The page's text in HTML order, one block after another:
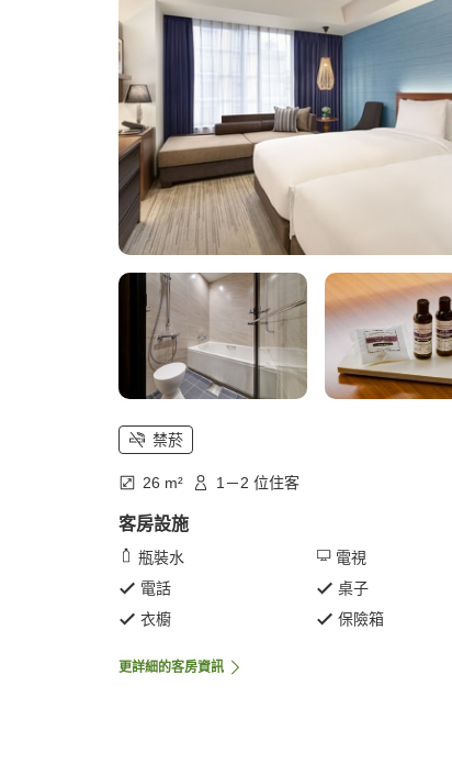
禁菸
26 m² 1－2 位住客
客房設施
瓶裝水
電視
電話
桌子
衣櫥
保險箱
更詳細的客房資訊